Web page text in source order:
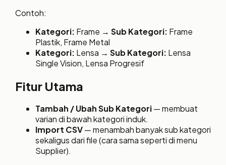
Contoh:
Kategori: Frame → Sub Kategori: Frame
Plastik, Frame Metal
Kategori: Lensa → Sub Kategori: Lensa
Single Vision, Lensa Progresif
Fitur Utama
Tambah / Ubah Sub Kategori— membuat
varian di bawah kategori induk.
Import CSV— menambah banyak sub kategori
sekaligus dari file (cara sama seperti di menu
Supplier).